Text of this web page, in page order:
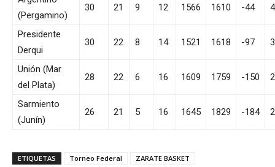
(Pergamino)
30 21 9 12 1566 1610 -44
Presidente
Derqui
30 22 8 14 1521 1618 -97
Unión (Mar
del Plata)
28 22 6 16 1609 1759 -150
Sarmiento
(Junín)
26 21 5 16 1645 1829 -184
ETIQUETAS Torneo Federal ZARATE BASKET